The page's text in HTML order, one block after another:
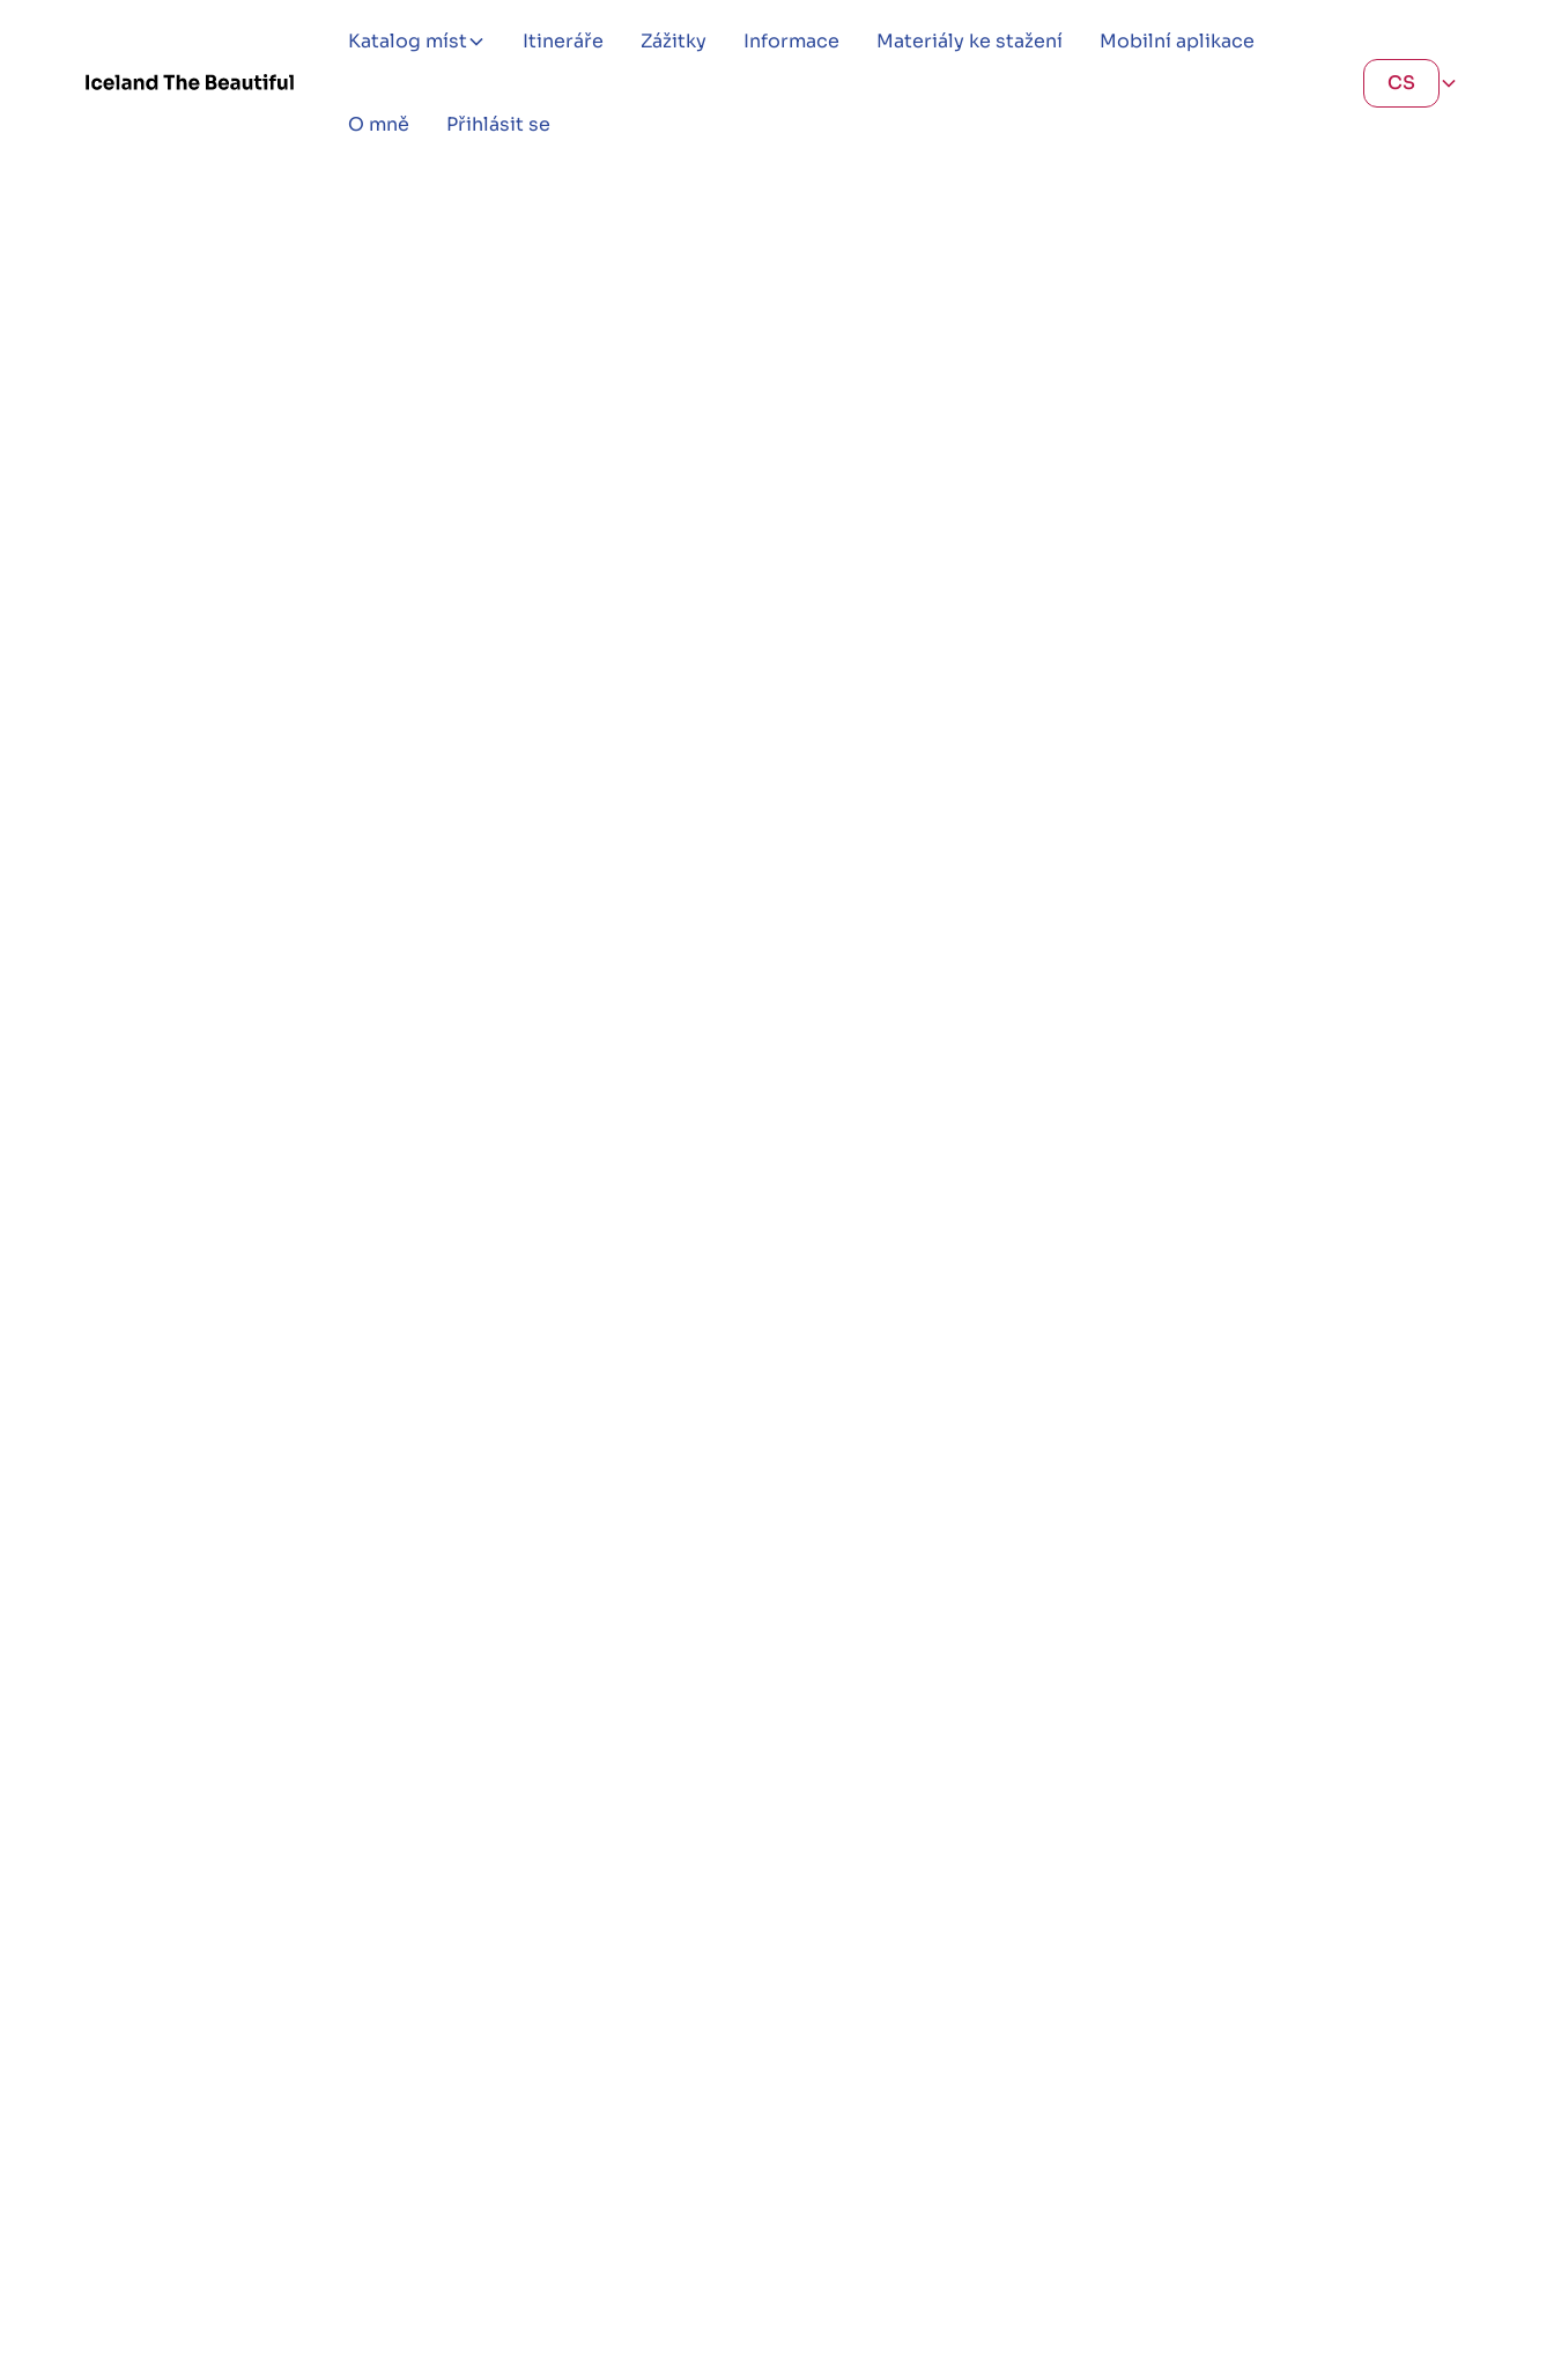
Katalog míst Itineráře Zážitky Informace Materiály ke stažení Mobilní aplikace
O mně Přihlásit se
CS